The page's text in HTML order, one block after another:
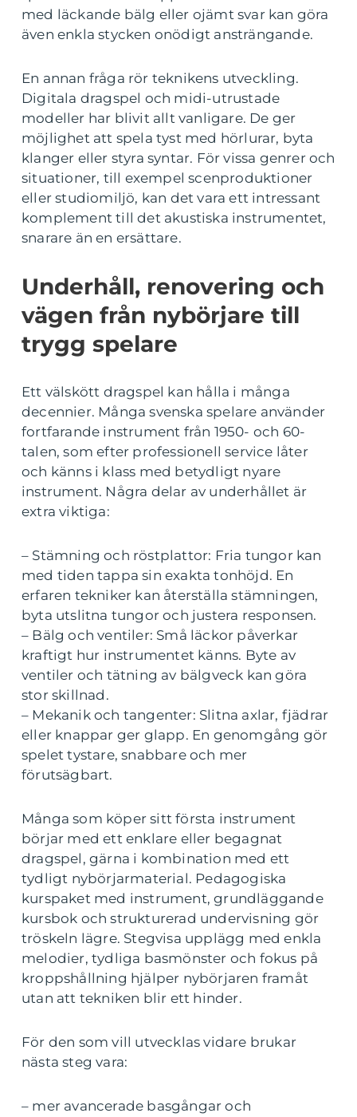
med läckande bälg eller ojämt svar kan göra
även enkla stycken onödigt ansträngande.
En annan fråga rör teknikens utveckling.
Digitala dragspel och midi-utrustade
modeller har blivit allt vanligare. De ger
möjlighet att spela tyst med hörlurar, byta
klanger eller styra syntar. För vissa genrer och
situationer, till exempel scenproduktioner
eller studiomiljö, kan det vara ett intressant
komplement till det akustiska instrumentet,
snarare än en ersättare.
Underhåll, renovering och
vägen från nybörjare till
trygg spelare
Ett välskött dragspel kan hålla i många
decennier. Många svenska spelare använder
fortfarande instrument från 1950- och 60-
talen, som efter professionell service låter
och känns i klass med betydligt nyare
instrument. Några delar av underhållet är
extra viktiga:
– Stämning och röstplattor: Fria tungor kan
med tiden tappa sin exakta tonhöjd. En
erfaren tekniker kan återställa stämningen,
byta utslitna tungor och justera responsen.
– Bälg och ventiler: Små läckor påverkar
kraftigt hur instrumentet känns. Byte av
ventiler och tätning av bälgveck kan göra
stor skillnad.
– Mekanik och tangenter: Slitna axlar, fjädrar
eller knappar ger glapp. En genomgång gör
spelet tystare, snabbare och mer
förutsägbart.
Många som köper sitt första instrument
börjar med ett enklare eller begagnat
dragspel, gärna i kombination med ett
tydligt nybörjarmaterial. Pedagogiska
kurspaket med instrument, grundläggande
kursbok och strukturerad undervisning gör
tröskeln lägre. Stegvisa upplägg med enkla
melodier, tydliga basmönster och fokus på
kroppshållning hjälper nybörjaren framåt
utan att tekniken blir ett hinder.
För den som vill utvecklas vidare brukar
nästa steg vara:
– mer avancerade basgångar och